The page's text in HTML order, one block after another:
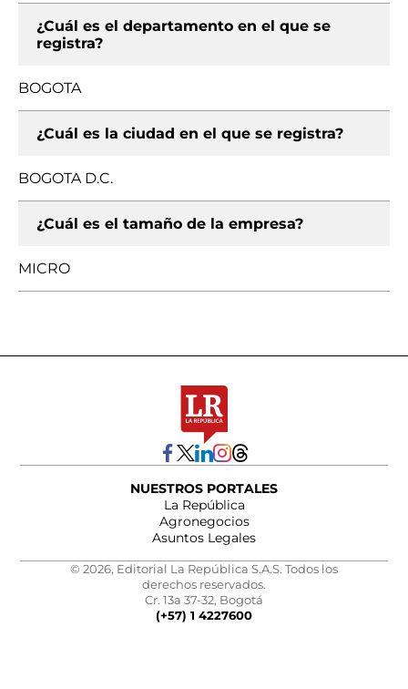
¿Cuál es el departamento en el que se
registra?
BOGOTA
¿Cuál es la ciudad en el que se registra?
BOGOTA D.C.
¿Cuál es el tamaño de la empresa?
MICRO
NUESTROS PORTALES
La República
Agronegocios
Asuntos Legales
© 2026, Editorial La República S.A.S. Todos los
derechos reservados.
Cr. 13a 37-32, Bogotá
(+57) 1 4227600